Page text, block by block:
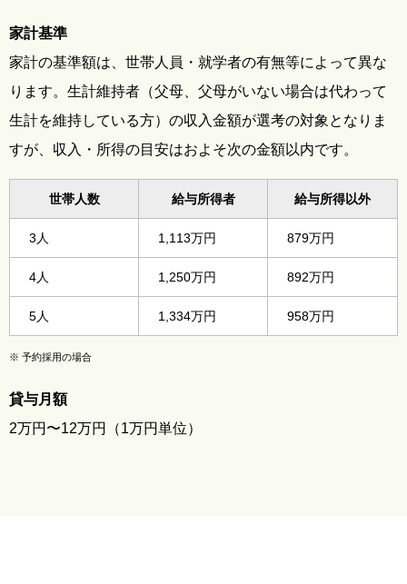
家計基準
家計の基準額は、世帯人員・就学者の有無等によって異な
ります。生計維持者（父母、父母がいない場合は代わって
生計を維持している方）の収入金額が選考の対象となりま
すが、収入・所得の目安はおよそ次の金額以内です。
世帯人数 給与所得者 給与所得以外
3人 1,113万円 879万円
4人 1,250万円 892万円
5人 1,334万円 958万円
※ 予約採用の場合
貸与月額
2万円〜12万円（1万円単位）